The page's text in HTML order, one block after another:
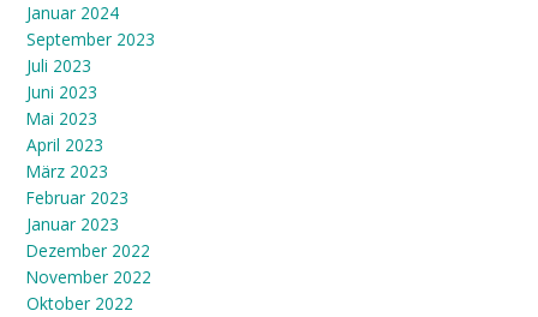
Januar 2024
September 2023
Juli 2023
Juni 2023
Mai 2023
April 2023
März 2023
Februar 2023
Januar 2023
Dezember 2022
November 2022
Oktober 2022